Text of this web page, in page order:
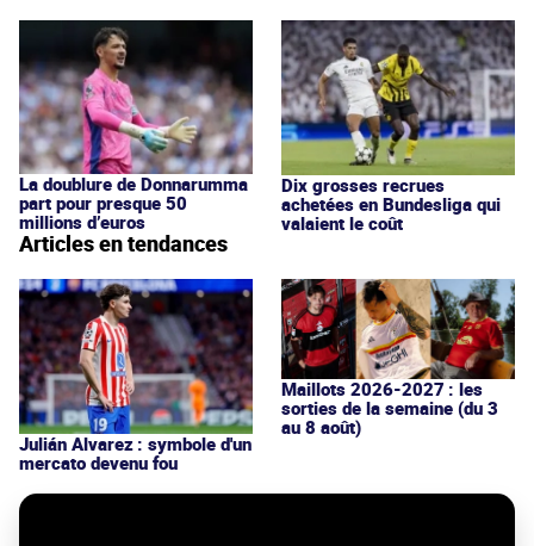
La doublure de Donnarumma
part pour presque 50
millions d’euros
Dix grosses recrues
achetées en Bundesliga qui
valaient le coût
Articles en tendances
Julián Alvarez : symbole d'un
mercato devenu fou
Maillots 2026-2027 : les
sorties de la semaine (du 3
au 8 août)